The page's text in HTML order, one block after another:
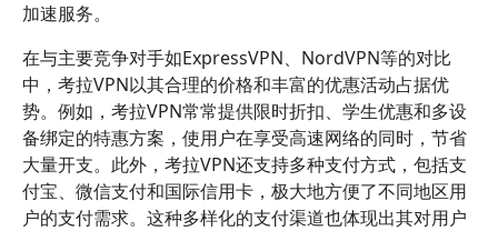
加速服务。
在与主要竞争对手如ExpressVPN、NordVPN等的对比
中，考拉VPN以其合理的价格和丰富的优惠活动占据优
势。例如，考拉VPN常常提供限时折扣、学生优惠和多设
备绑定的特惠方案，使用户在享受高速网络的同时，节省
大量开支。此外，考拉VPN还支持多种支付方式，包括支
付宝、微信支付和国际信用卡，极大地方便了不同地区用
户的支付需求。这种多样化的支付渠道也体现出其对用户